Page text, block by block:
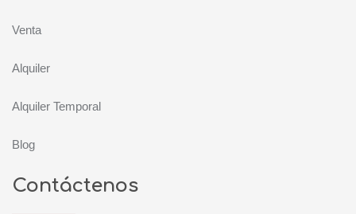
Venta
Alquiler
Alquiler Temporal
Blog
Contáctenos